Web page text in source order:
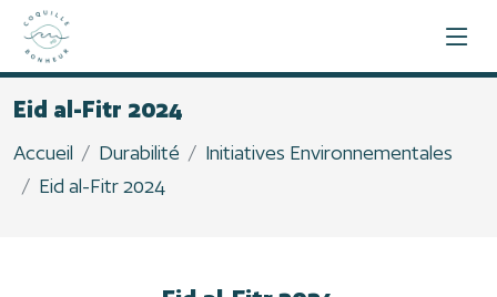
Eid al-Fitr 2024
Accueil Durabilité
Initiatives Environnementales
Eid al-Fitr 2024